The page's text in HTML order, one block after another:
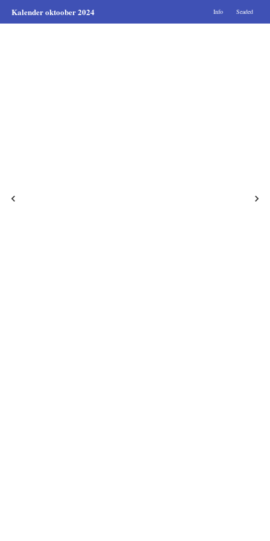
Kalender oktoober 2024 Info Seaded